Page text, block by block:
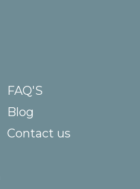
FAQ'S
Blog
Contact us